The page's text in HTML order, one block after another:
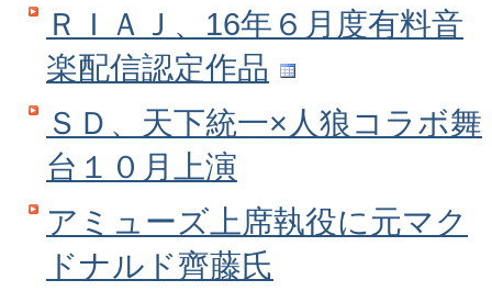
ＲＩＡＪ、16年６月度有料音
楽配信認定作品
ＳＤ、天下統一×人狼コラボ舞
台１０月上演
アミューズ上席執役に元マク
ドナルド齊藤氏